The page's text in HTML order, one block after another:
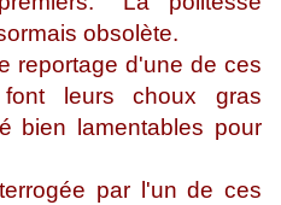
obsolète.
reportage d'une de ces
leurs choux gras
bien lamentables pour
par l'un de ces